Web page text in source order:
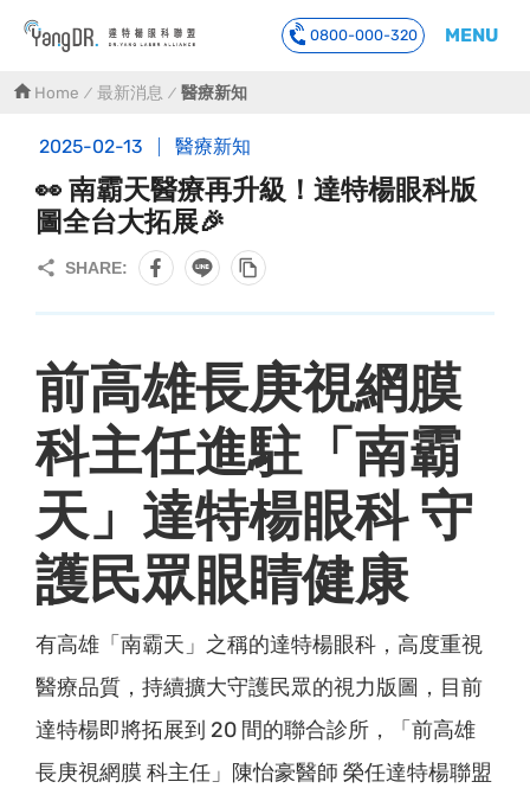
到主要內容
0800-000-320 MENU
Home 最新消息 醫療新知
2025-02-13 醫療新知
👀 南霸天醫療再升級！達特楊眼科版
圖全台大拓展🎉
前高雄長庚視網膜
科主任進駐「南霸
天」達特楊眼科 守
護民眾眼睛健康
有高雄「南霸天」之稱的達特楊眼科，高度重視
醫療品質，持續擴大守護民眾的視力版圖，目前
達特楊即將拓展到 20 間的聯合診所，「前高雄
長庚視網膜 科主任」陳怡豪醫師 榮任達特楊聯盟